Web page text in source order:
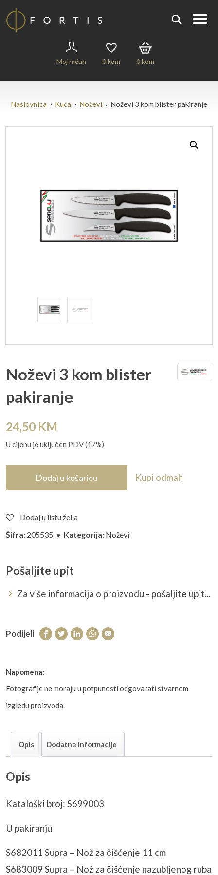
Moj račun 0kom 0kom
Naslovnica › Kuća › Noževi › Noževi 3 kom blister pakiranje
Noževi 3 kom blister
pakiranje
24,50 KM
U cijenu je uključen PDV (17%)
Dodaj u košaricu Kupi odmah
Dodaj u listu želja
Šifra: 205535 • Kategorija: Noževi
Pošaljite upit
Za više informacija o proizvodu - pošaljite upit...
Podijeli
Napomena:
Fotografije ne moraju u potpunosti odgovarati stvarnom
izgledu proizvoda.
Opis Dodatne informacije
Opis
Kataloški broj: S699003
U pakiranju
S682011 Supra – Nož za čišćenje 11 cm
S683009 Supra – Nož za čišćenje nazubljenog ruba